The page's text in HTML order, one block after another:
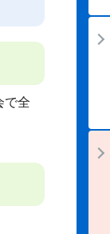
で全